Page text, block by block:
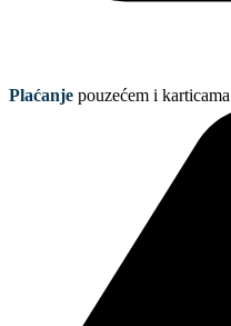
Plaćanje pouzećem i karticama